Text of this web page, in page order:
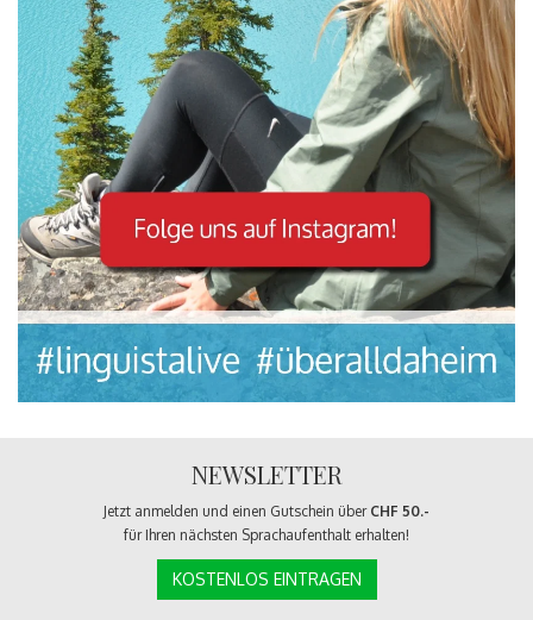
NEWSLETTER
Jetzt anmelden und einen Gutschein über CHF 50.-
für Ihren nächsten Sprachaufenthalt erhalten!
KOSTENLOS EINTRAGEN